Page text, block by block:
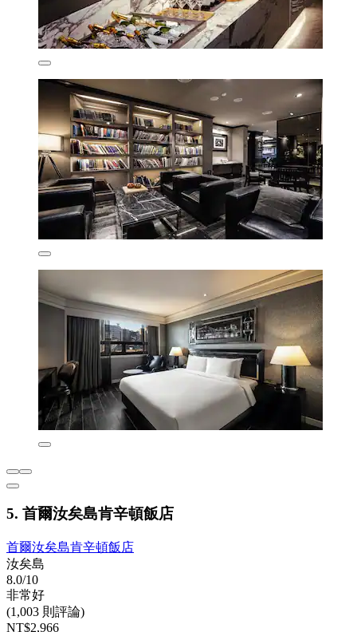
5. 首爾汝矣島肯辛頓飯店
首爾汝矣島肯辛頓飯店
汝矣島
8.0/10
非常好
(1,003 則評論)
NT$2,966